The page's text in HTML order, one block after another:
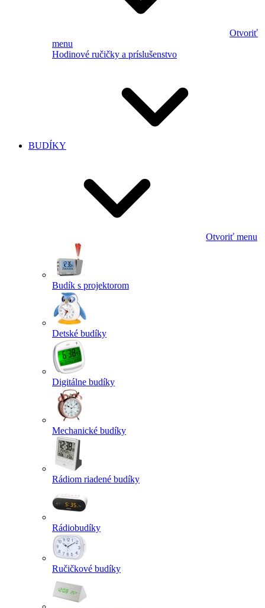
Otvoriť
menu
Hodinové ručičky a príslušenstvo
BUDÍKY
Otvoriť menu
Budík s projektorom
Detské budíky
Digitálne budíky
Mechanické budíky
Rádiom riadené budíky
Rádiobudíky
Ručičkové budíky